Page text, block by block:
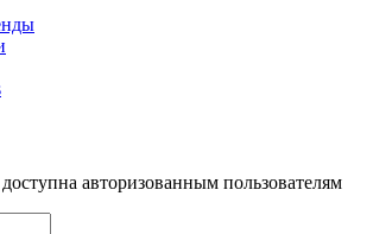
авторизованным пользователям